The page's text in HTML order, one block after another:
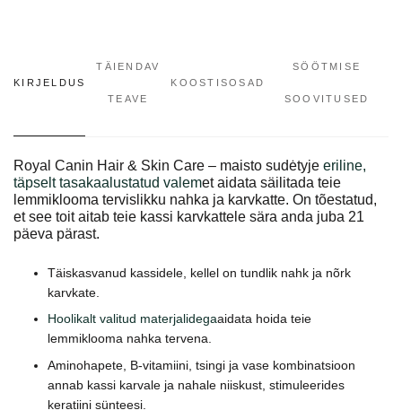
KIRJELDUS
TÄIENDAV
TEAVE
KOOSTISOSAD
SÖÖTMISE
SOOVITUSED
Royal Canin Hair & Skin Care – maisto sudėtyje eriline,
täpselt tasakaalustatud valemet aidata säilitada teie
lemmiklooma tervislikku nahka ja karvkatte. On tõestatud,
et see toit aitab teie kassi karvkattele sära anda juba 21
päeva pärast.
Täiskasvanud kassidele, kellel on tundlik nahk ja nõrk
karvkate.
Hoolikalt valitud materjalidegaaidata hoida teie
lemmiklooma nahka tervena.
Aminohapete, B-vitamiini, tsingi ja vase kombinatsioon
annab kassi karvale ja nahale niiskust, stimuleerides
keratiini sünteesi.